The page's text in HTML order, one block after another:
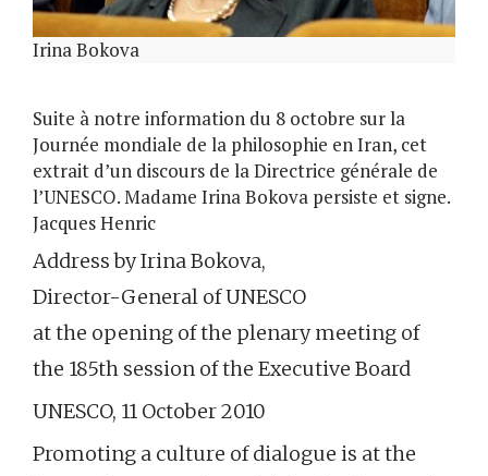
Irina Bokova
Suite à notre information du 8 octobre sur la
Journée mondiale de la philosophie en Iran, cet
extrait d’un discours de la Directrice générale de
l’UNESCO. Madame Irina Bokova persiste et signe.
Jacques Henric
Address by Irina Bokova,
Director-General of UNESCO
at the opening of the plenary meeting of
the 185th session of the Executive Board
UNESCO, 11 October 2010
Promoting a culture of dialogue is at the